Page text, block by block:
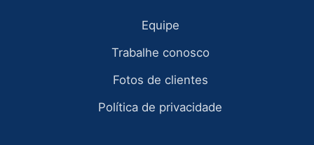
Equipe
Trabalhe conosco
Fotos de clientes
Política de privacidade